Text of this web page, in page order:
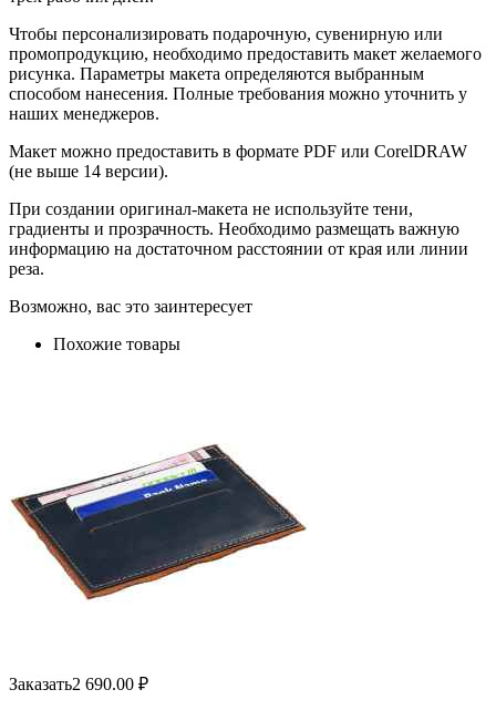
Чтобы персонализировать подарочную, сувенирную или
промопродукцию, необходимо предоставить макет желаемого
рисунка. Параметры макета определяются выбранным
способом нанесения. Полные требования можно уточнить у
наших менеджеров.
Макет можно предоставить в формате PDF или CorelDRAW
(не выше 14 версии).
При создании оригинал-макета не используйте тени,
градиенты и прозрачность. Необходимо размещать важную
информацию на достаточном расстоянии от края или линии
реза.
Возможно, вас это заинтересует
Похожие товары
Заказать2 690.00 ₽